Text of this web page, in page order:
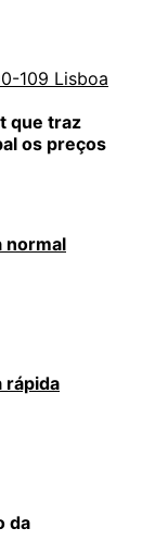
109 Lisboa
que traz
os preços
normal
rápida
da